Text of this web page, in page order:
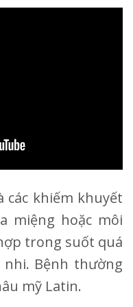
các khiếm khuyết
miệng hoặc môi
trong suốt quá
Bệnh thường
mỹ Latin.